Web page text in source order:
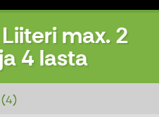
max. 2
4 lasta
(4)